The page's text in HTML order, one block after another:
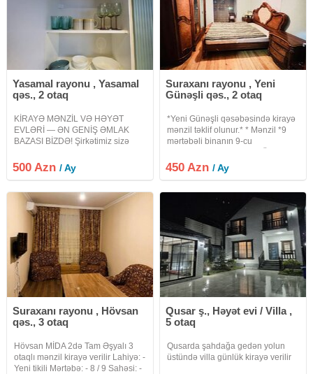
Yasamal rayonu , Yasamal
qəs., 2 otaq
KİRAYƏ MƏNZİL VƏ HƏYƏT
EVLƏRİ — ƏN GENİŞ ƏMLAK
BAZASI BİZDƏ! Şirkətimiz sizə
sərfəli kirayə mənzil və həyət
evlərini təqdim edir. Bizdə bazarda
daim
500 Azn/ Ay
Suraxanı rayonu , Yeni
Günəşli qəs., 2 otaq
*Yeni Günəşli qəsəbəsində kirayə
mənzil təklif olunur.* * Mənzil *9
mərtəbəli binanın 9-cu
sahəsi *65 kv.m* təşkil edir. * *2
otaqlı* mənzildir və yaşayış üçün
450 Azn/ Ay
Suraxanı rayonu , Hövsan
qəs., 3 otaq
Hövsan MİDA 2də Tam Əşyalı 3
otaqlı mənzil kirayə verilir Lahiyə: -
Yeni tikili Mərtəbə: - 8 / 9 Sahəsi: -
Qusar ş., Həyət evi / Villa ,
5 otaq
Qusarda şahdağa gedən yolun
üstündə villa günlük kirayə verilir